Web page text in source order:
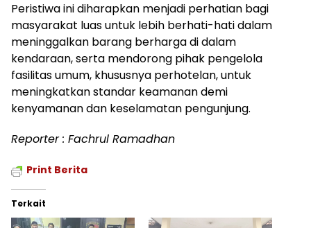
Peristiwa ini diharapkan menjadi perhatian bagi
masyarakat luas untuk lebih berhati-hati dalam
meninggalkan barang berharga di dalam
kendaraan, serta mendorong pihak pengelola
fasilitas umum, khususnya perhotelan, untuk
meningkatkan standar keamanan demi
kenyamanan dan keselamatan pengunjung.
Reporter : Fachrul Ramadhan
Print Berita
Terkait